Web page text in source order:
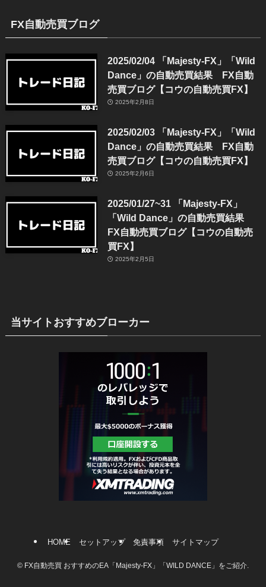
FX自動売買ブログ
2025/02/04 「Majesty-FX」「Wild
Dance」の自動売買結果 FX自動
売買ブログ【コウの自動売買FX】
2025年2月8日
2025/02/03 「Majesty-FX」「Wild
Dance」の自動売買結果 FX自動
売買ブログ【コウの自動売買FX】
2025年2月6日
2025/01/27~31 「Majesty-FX」
「Wild Dance」の自動売買結果
FX自動売買ブログ【コウの自動売
買FX】
2025年2月5日
当サイトおすすめブローカー
HOME セットアップ 免責事項 サイトマップ
© FX自動売買 おすすめのEA「Majesty-FX」「WILD DANCE」をご紹介.